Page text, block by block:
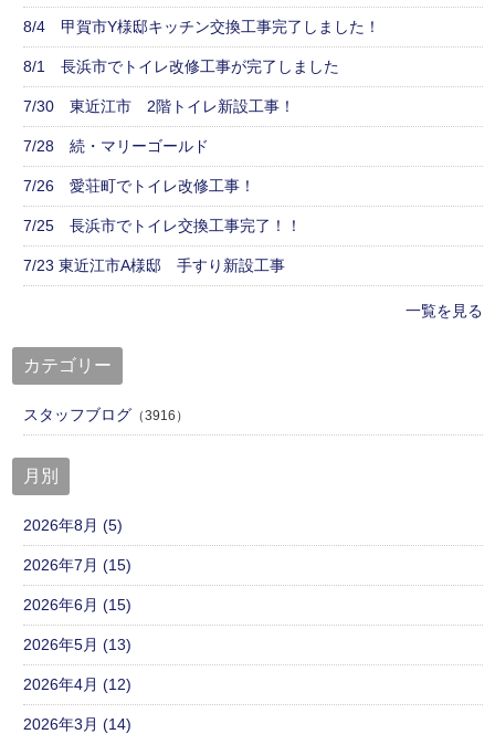
8/4 甲賀市Y様邸キッチン交換工事完了しました！
8/1 長浜市でトイレ改修工事が完了しました
7/30 東近江市 2階トイレ新設工事！
7/28 続・マリーゴールド
7/26 愛荘町でトイレ改修工事！
7/25 長浜市でトイレ交換工事完了！！
7/23 東近江市A様邸 手すり新設工事
一覧を見る
カテゴリー
スタッフブログ （3916）
月別
2026年8月 (5)
2026年7月 (15)
2026年6月 (15)
2026年5月 (13)
2026年4月 (12)
2026年3月 (14)